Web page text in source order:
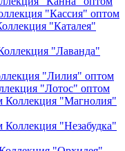
"Кассия" оптом
"Каталея"
"Лаванда"
"Лилия" оптом
"Лотос" оптом
Коллекция "Магнолия"
Коллекция "Незабудка"